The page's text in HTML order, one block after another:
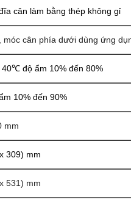
cân làm bằng thép không gỉ
cân phía dưới dùng ứng
độ ẩm 10% đến 80%
10% đến 90%
mm
309) mm
531) mm